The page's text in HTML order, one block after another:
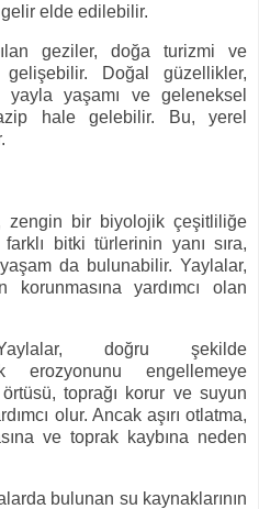
elde edilebilir.
geziler, doğa turizmi ve
Doğal güzellikler,
yayla yaşamı ve geleneksel
hale gelebilir. Bu, yerel
zengin bir biyolojik çeşitliliğe
bitki türlerinin yanı sıra,
da bulunabilir. Yaylalar,
korunmasına yardımcı olan
doğru şekilde
erozyonunu engellemeye
toprağı korur ve suyun
olur. Ancak aşırı otlatma,
ve toprak kaybına neden
bulunan su kaynaklarının